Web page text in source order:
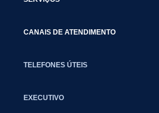
CANAIS DE ATENDIMENTO
TELEFONES ÚTEIS
EXECUTIVO